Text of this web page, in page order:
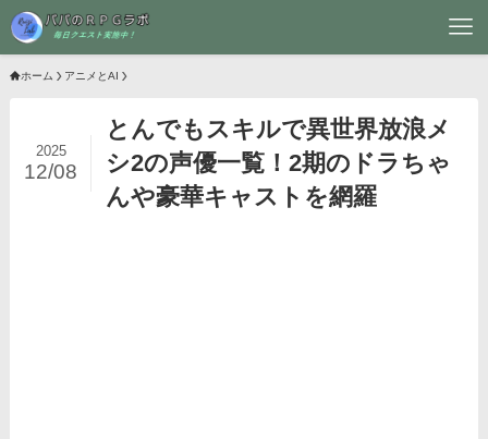
ホーム アニメとAI
とんでもスキルで異世界放浪メ
シ2の声優一覧！2期のドラちゃ
んや豪華キャストを網羅
2025
12/08